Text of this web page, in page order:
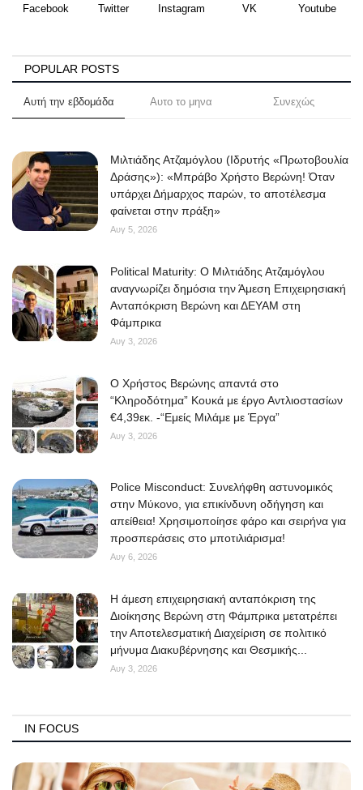
Facebook Twitter Instagram VK Youtube
POPULAR POSTS
Αυτή την εβδομάδα Αυτο το μηνα Συνεχώς
Μιλτιάδης Ατζαμόγλου (Ιδρυτής «Πρωτοβουλία
Δράσης»): «Μπράβο Χρήστο Βερώνη! Όταν
υπάρχει Δήμαρχος παρών, το αποτέλεσμα
φαίνεται στην πράξη»
Αυγ 5, 2026
Political Maturity: Ο Μιλτιάδης Ατζαμόγλου
αναγνωρίζει δημόσια την Άμεση Επιχειρησιακή
Ανταπόκριση Βερώνη και ΔΕΥΑΜ στη
Φάμπρικα
Αυγ 3, 2026
O Χρήστος Βερώνης απαντά στο
“Κληροδότημα” Κουκά με έργο Αντλιοστασίων
€4,39εκ. -“Εμείς Μιλάμε με Έργα”
Αυγ 3, 2026
Police Misconduct: Συνελήφθη αστυνομικός
στην Μύκονο, για επικίνδυνη οδήγηση και
απείθεια! Χρησιμοποίησε φάρο και σειρήνα για
προσπεράσεις στο μποτιλιάρισμα!
Αυγ 6, 2026
Η άμεση επιχειρησιακή ανταπόκριση της
Διοίκησης Βερώνη στη Φάμπρικα μετατρέπει
την Αποτελεσματική Διαχείριση σε πολιτικό
μήνυμα Διακυβέρνησης και Θεσμικής...
Αυγ 3, 2026
IN FOCUS